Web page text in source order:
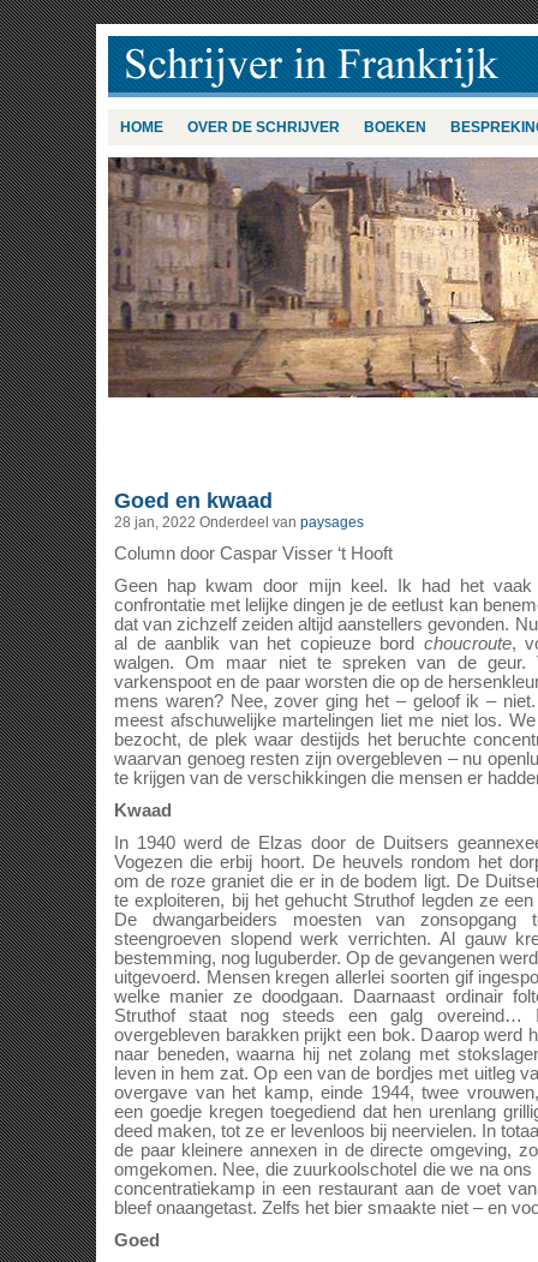
HOME OVER DE SCHRIJVER BOEKEN
Goed en kwaad
28 jan, 2022 Onderdeel van paysages
Column door Caspar Visser ‘t Hooft
Geen hap kwam door mijn keel. Ik had het vaak
confrontatie met lelijke dingen je de eetlust kan
dat van zichzelf zeiden altijd aanstellers gevonden.
al de aanblik van het copieuze bord
choucroute,
walgen. Om maar niet te spreken van de geur.
varkenspoot en de paar worsten die op de
mens waren? Nee, zover ging het – geloof ik –
meest afschuwelijke martelingen liet me niet los.
bezocht, de plek waar destijds het beruchte
waarvan genoeg resten zijn overgebleven – nu
te krijgen van de verschikkingen die mensen er
Kwaad
In 1940 werd de Elzas door de Duitsers
Vogezen die erbij hoort. De heuvels rondom het
om de roze graniet die er in de bodem ligt. De
te exploiteren, bij het gehucht Struthof legden ze
De dwangarbeiders moesten van zonsopgang
steengroeven slopend werk verrichten. Al gauw
bestemming, nog luguberder. Op de gevangenen
uitgevoerd. Mensen kregen allerlei soorten gif
welke manier ze doodgaan. Daarnaast ordinair
Struthof staat nog steeds een galg
overgebleven barakken prijkt een bok. Daarop werd
naar beneden, waarna hij net zolang met
leven in hem zat. Op een van de bordjes met uitleg
overgave van het kamp, einde 1944, twee
een goedje kregen toegediend dat hen urenlang
deed maken, tot ze er levenloos bij neervielen. In
de paar kleinere annexen in de directe omgeving,
omgekomen. Nee, die zuurkoolschotel die we na
concentratiekamp in een restaurant aan de voet
bleef onaangetast. Zelfs het bier smaakte niet – en
Goed